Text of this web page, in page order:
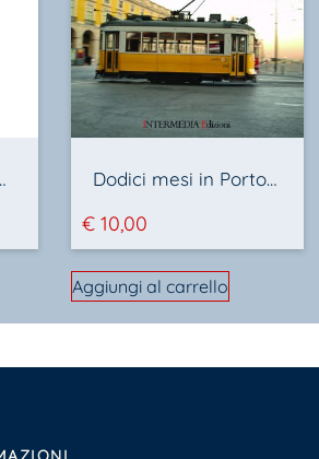
di vivere Dodici mesi in Portogallo
€ 10,00
Aggiungi al carrello